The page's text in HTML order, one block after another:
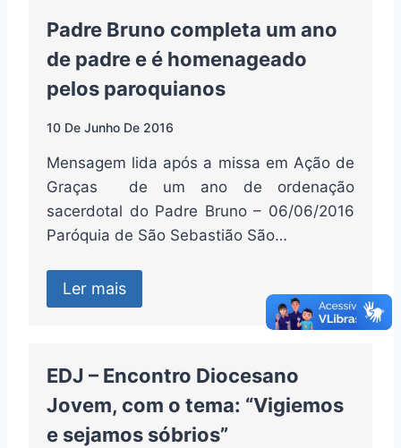
Padre Bruno completa um ano
de padre e é homenageado
pelos paroquianos
10 De Junho De 2016
Mensagem lida após a missa em Ação de
Graças de um ano de ordenação
sacerdotal do Padre Bruno – 06/06/2016
Paróquia de São Sebastião São…
Ler mais
EDJ – Encontro Diocesano
Jovem, com o tema: “Vigiemos
e sejamos sóbrios”